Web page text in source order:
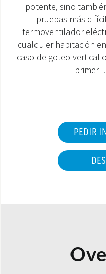
MONDE OS
ÁREA DE DESCARGA
potente, sino
pruebas más
termoventilador
cualquier habitación
caso de goteo vertical
primer
PEDIR